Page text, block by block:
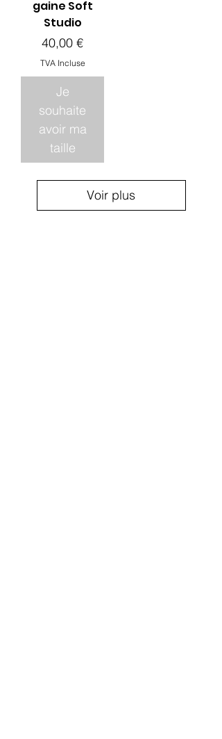
gaine Soft
Studio
Prix
40,00 €
TVA Incluse
Je
souhaite
avoir ma
taille
Voir plus